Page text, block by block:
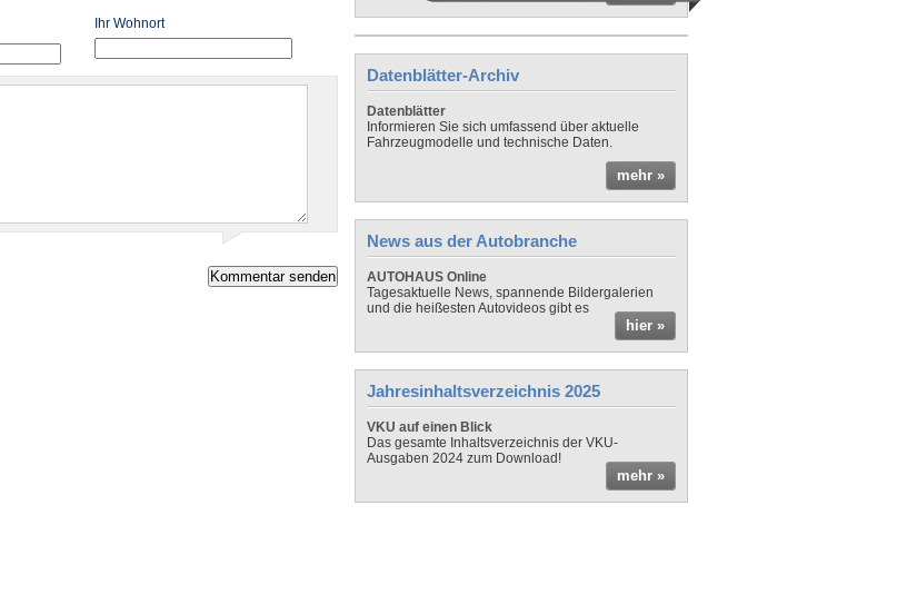
Ihr Wohnort
Datenblätter-Archiv
Datenblätter
Informieren Sie sich umfassend über aktuelle
Fahrzeugmodelle und technische Daten.
mehr »
News aus der Autobranche
AUTOHAUS Online
Tagesaktuelle News, spannende Bildergalerien
und die heißesten Autovideos gibt es
hier »
Jahresinhaltsverzeichnis 2025
VKU auf einen Blick
Das gesamte Inhaltsverzeichnis der VKU-
Ausgaben 2024 zum Download!
mehr »